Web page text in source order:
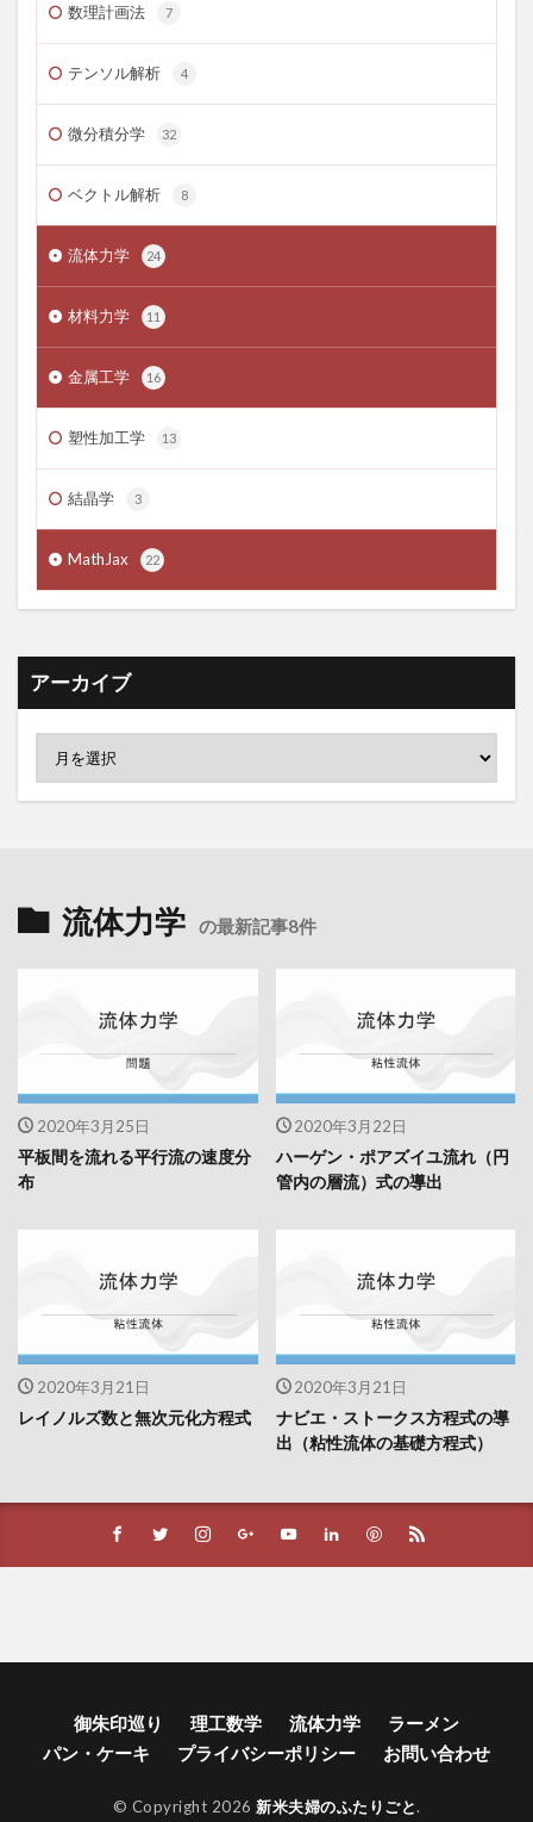
数理計画法 7
テンソル解析 4
微分積分学 32
ベクトル解析 8
流体力学 24
材料力学 11
金属工学 16
塑性加工学 13
結晶学 3
MathJax 22
アーカイブ
流体力学 の最新記事8件
2020年3月25日
平板間を流れる平行流の速度分
布
2020年3月22日
ハーゲン・ポアズイユ流れ（円
管内の層流）式の導出
2020年3月21日
レイノルズ数と無次元化方程式
2020年3月21日
ナビエ・ストークス方程式の導
出（粘性流体の基礎方程式）
御朱印巡り 理工数学 流体力学
ラーメン
パン・ケーキ
プライバシーポリシー お問い合わせ
© Copyright 2026 新米夫婦のふたりごと.